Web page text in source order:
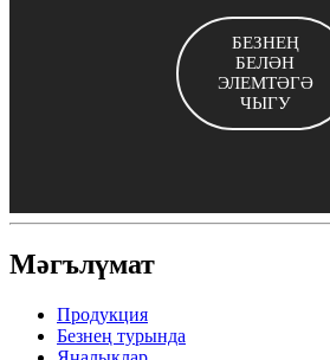
БЕЗНЕҢ
БЕЛӘН
ЭЛЕМТӘГӘ
ЧЫГУ
Мәгълүмат
Продукция
Безнең турында